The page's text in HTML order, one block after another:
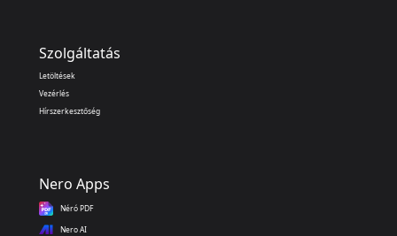
Szolgáltatás
Letöltések
Vezérlés
Hírszerkesztőség
Nero Apps
Néró PDF
Nero AI